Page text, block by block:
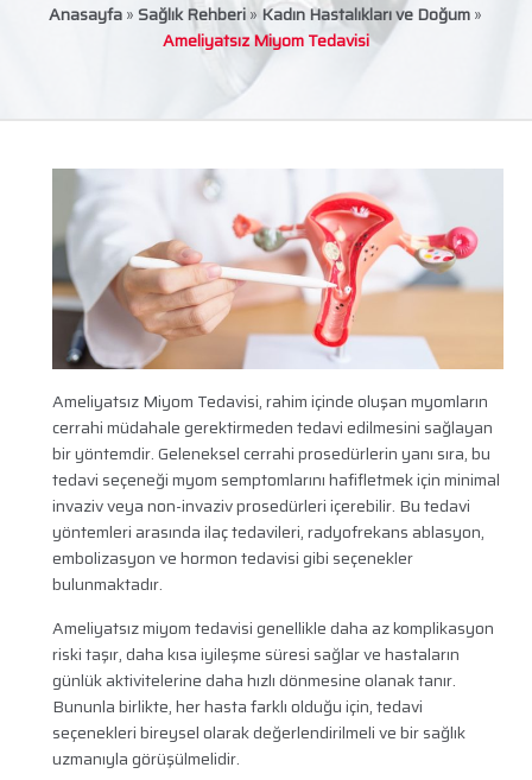
Anasayfa» Sağlık Rehberi» Kadın Hastalıkları ve Doğum»
Ameliyatsız Miyom Tedavisi
Ameliyatsız Miyom Tedavisi, rahim içinde oluşan myomların
cerrahi müdahale gerektirmeden tedavi edilmesini sağlayan
bir yöntemdir. Geleneksel cerrahi prosedürlerin yanı sıra, bu
tedavi seçeneği myom semptomlarını hafifletmek için minimal
invaziv veya non-invaziv prosedürleri içerebilir. Bu tedavi
yöntemleri arasında ilaç tedavileri, radyofrekans ablasyon,
embolizasyon ve hormon tedavisi gibi seçenekler
bulunmaktadır.
Ameliyatsız miyom tedavisi genellikle daha az komplikasyon
riski taşır, daha kısa iyileşme süresi sağlar ve hastaların
günlük aktivitelerine daha hızlı dönmesine olanak tanır.
Bununla birlikte, her hasta farklı olduğu için, tedavi
seçenekleri bireysel olarak değerlendirilmeli ve bir sağlık
uzmanıyla görüşülmelidir.